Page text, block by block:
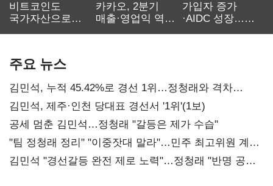
비트코인도
국가자산으로…'
카카오, 2분기
매출·영업익 역대
가입자 증가
·AIDC 성장…
주요 뉴스
김민석, 누적 45.42%로 경선 1위…정청래와 격차
0.86%p(2보)
김민석, 제주·인천 당대표 경선서 '1위'(1보)
공세 멈춘 김민석…정청래 "갈등은 제가 수습"
"팀 정청래 정리" "이중잣대 말라"…민주 최고위원 계파
다툼 격화
김민석 "경선갈등 완전 제로 노력"…정청래 "반명 공세